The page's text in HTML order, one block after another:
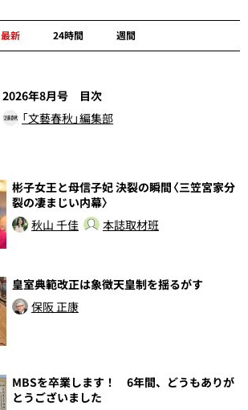
最新 24時間 週間
2026年8月号 目次
「文藝春秋」編集部
彬子女王と母信子妃 決裂の瞬間〈三笠宮家分
裂の凄まじい内幕〉
秋山 千佳
本誌取材班
皇室典範改正は象徴天皇制を揺るがす
保阪 正康
MBSを卒業します！ 6年間、どうもありが
とうございました